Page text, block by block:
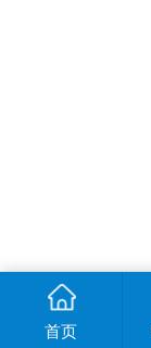
首页